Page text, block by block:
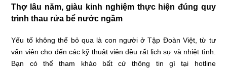
Thợ lâu năm, giàu kinh nghiệm thực hiện đúng quy
trình thau rửa bể nước ngầm
Yếu tố không thể bỏ qua là con người ởTập Đoàn Việt , từ tư
vấn viên cho đến các kỹ thuật viên đều rất lịch sự và nhiệt tình.
Bạn có thể tham khảo bất cứ thông tin gì tại hotline